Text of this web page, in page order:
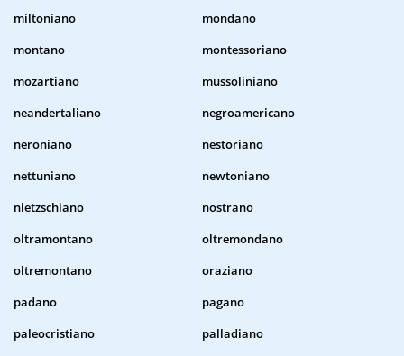
miltoniano
mondano
montano
montessoriano
mozartiano
mussoliniano
neandertaliano
negroamericano
neroniano
nestoriano
nettuniano
newtoniano
nietzschiano
nostrano
oltramontano
oltremondano
oltremontano
oraziano
padano
pagano
paleocristiano
palladiano